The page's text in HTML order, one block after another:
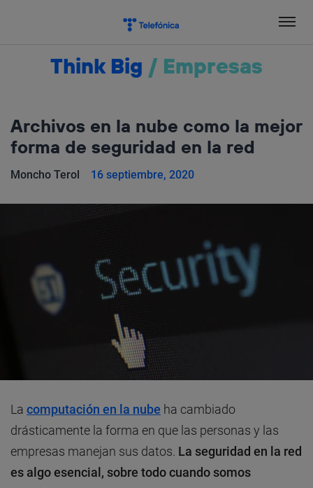
Think Big / Empresas
Archivos en la nube como la mejor
forma de seguridad en la red
Moncho Terol 16 septiembre, 2020
La computación en la nube ha cambiado
drásticamente la forma en que las personas y las
empresas manejan sus datos. La seguridad en la red
es algo esencial, sobre todo cuando somos